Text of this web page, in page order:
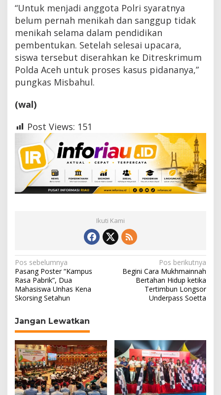
“Untuk menjadi anggota Polri syaratnya
belum pernah menikah dan sanggup tidak
menikah selama dalam pendidikan
pembentukan. Setelah selesai upacara,
siswa tersebut diserahkan ke Ditreskrimum
Polda Aceh untuk proses kasus pidananya,”
pungkas Misbahul.
(wal)
Post Views: 151
Ikuti Kami
N
a
v
g
a
s
i
p
o
Pos sebelumnya
Pasang Poster “Kampus
Rasa Pabrik”, Dua
Mahasiswa Unhas Kena
Skorsing Setahun
Pos berikutnya
Begini Cara Mukhmainnah
Bertahan Hidup ketika
Tertimbun Longsor
Underpass Soetta
Jangan Lewatkan